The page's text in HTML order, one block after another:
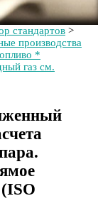
стандартов >
производства
*
газ см.